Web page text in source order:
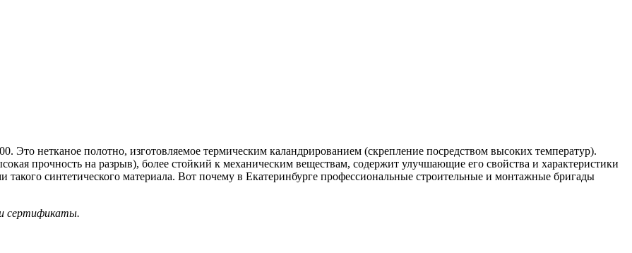
Это нетканое полотно, изготовляемое термическим каландрированием (скрепление посредством высоких температур).
прочность на разрыв), более стойкий к механическим веществам, содержит улучшающие его свойства и характеристики
синтетического материала. Вот почему в Екатеринбурге профессиональные строительные и монтажные бригады
и сертификаты.